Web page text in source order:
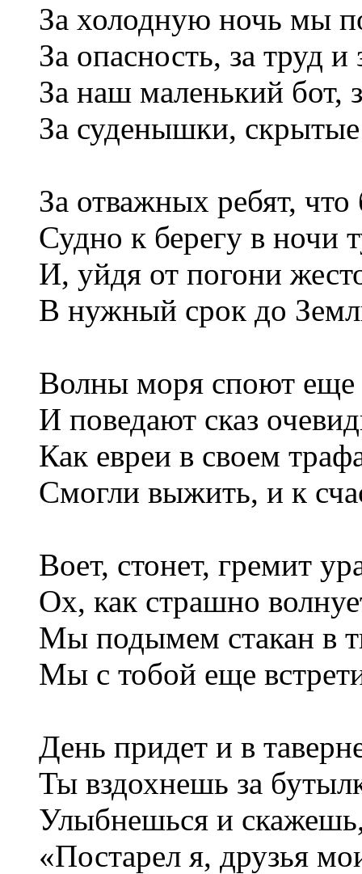
За холодную ночь мы
За опасность, за труд и
За наш маленький бот,
За суденышки,
За отважных ребят, что
Судно к берегу в ночи
И, уйдя от погони
В нужный срок до
Волны моря споют
И поведают сказ
Как евреи в своем
Смогли выжить, и к
Воет, стонет, гремит
Ох, как страшно
Мы подымем стакан в
Мы с тобой еще
День придет и в
Ты вздохнешь за
Улыбнешься и
«Постарел я, друзья